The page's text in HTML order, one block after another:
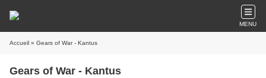
MENU
Accueil » Gears of War - Kantus
Gears of War - Kantus